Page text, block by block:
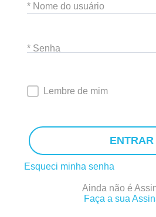
* Nome do usuário
* Senha
Lembre de mim
ENTRAR
Esqueci minha senha
Ainda não é
Faça a sua